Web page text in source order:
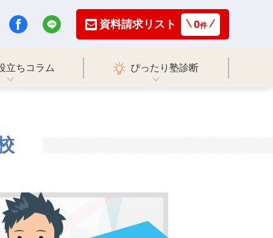
資料請求リスト 0件
立ちコラム ぴったり塾診断